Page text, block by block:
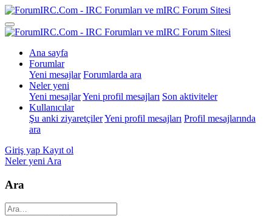
Ana sayfa
Forumlar
Yeni mesajlar Forumlarda ara
Neler yeni
Yeni mesajlarYeni profil mesajları Son aktiviteler
Kullanıcılar
Şu anki ziyaretçilerYeni profil mesajları Profil mesajlarında
ara
Giriş yap Kayıt ol
Neler yeni Ara
Ara